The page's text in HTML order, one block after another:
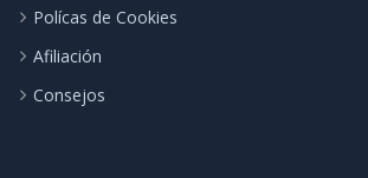
Polícas de Cookies
Afiliación
Consejos